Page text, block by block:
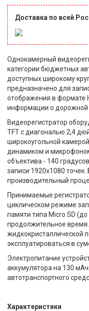
Доставка по всей
Однокамерный
категории бюджетных
доступных широкому
предназначено для
отображения в формате
информации о дорожной
Видеорегистратор
TFT с диагональю 2,4
широкоугольной
динамиком и
объектива - 140
записи 1920х1080
производительный
Принимаемые
циклическом режиме
памяти типа Micro SD (до
продолжительное
жидкокристаллической
эксплуатироваться в
Электропитание
аккумулятора на 130
автотранспортного
Характеристики